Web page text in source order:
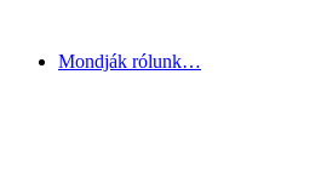
Mondják rólunk…